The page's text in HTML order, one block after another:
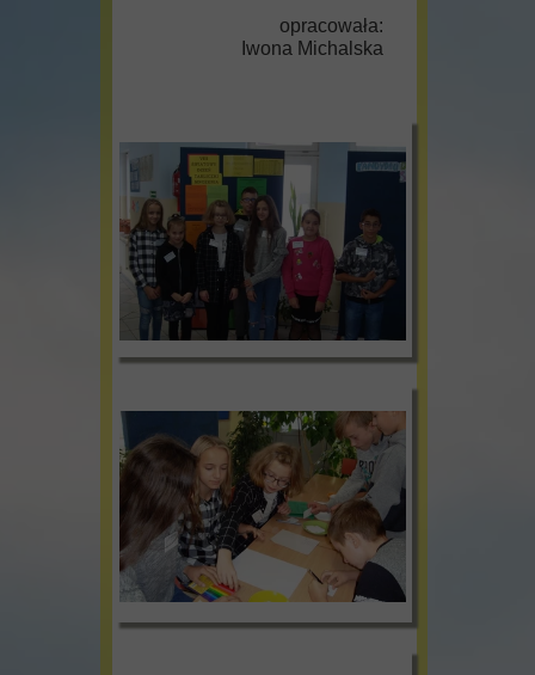
opracowała:
Iwona Michalska